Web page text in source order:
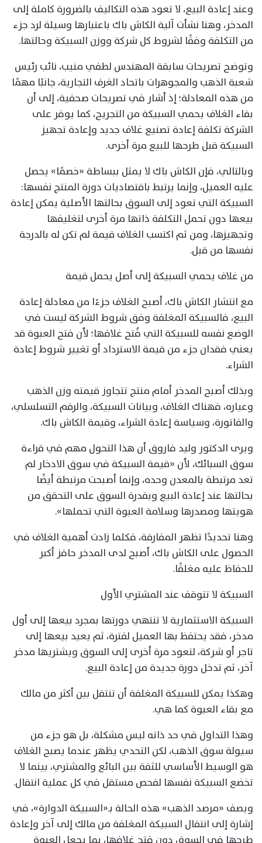
وعند إعادة البيع، لا تعود هذه التكاليف بالضرورة كاملة إلى
المدخر، وهنا نشأت آلية الكاش باك باعتبارها وسيلة لرد جزء
من التكلفة وفقًا لشروط كل شركة ووزن السبيكة وحالتها.
وتوضح تصريحات سابقة المهندس لطفي منيب، نائب رئيس
شعبة الذهب والمجوهرات باتحاد الغرف التجارية، جانبًا مهمًا
من هذه المعادلة؛ إذ أشار في تصريحات صحفية، إلى أن
بقاء الغلاف يحمي السبيكة من التجريح، كما يوفر على
الشركة تكلفة إعادة تصنيع غلاف جديد وإعادة تجهيز
السبيكة قبل طرحها للبيع مرة أخرى.
وبالتالي، فإن الكاش باك لا يمثل ببساطة «خصمًا» يحصل
عليه العميل، وإنما يرتبط باقتصاديات دورة المنتج نفسها:
السبيكة التي تعود إلى السوق بحالتها الأصلية يمكن إعادة
بيعها دون تحمل التكلفة ذاتها مرة أخرى لتغليفها
وتجهيزها، ومن ثم اكتسب الغلاف قيمة لم تكن له بالدرجة
نفسها من قبل.
من غلاف يحمي السبيكة إلى أصل يحمل قيمة
مع انتشار الكاش باك، أصبح الغلاف جزءًا من معادلة إعادة
البيع، فالسبيكة المغلفة وفق شروط الشركة ليست في
الوضع نفسه للسبيكة التي فُتح غلافها؛ لأن فتح العبوة قد
يعني فقدان جزء من قيمة الاسترداد أو تغيير شروط إعادة
الشراء.
وبذلك أصبح المدخر أمام منتج تتجاوز قيمته وزن الذهب
وعياره، فهناك الغلاف، وبيانات السبيكة، والرقم التسلسلي،
والفاتورة، وسياسة إعادة الشراء، وقيمة الكاش باك.
ويرى الدكتور وليد فاروق أن هذا التحول مهم في قراءة
سوق السبائك، لأن «قيمة السبيكة في سوق الادخار لم
تعد مرتبطة بالمعدن وحده، وإنما أصبحت مرتبطة أيضًا
بحالتها عند إعادة البيع وبقدرة السوق على التحقق من
هويتها ومصدرها وسلامة العبوة التي تحملها».
وهنا تحديدًا تظهر المفارقة، فكلما زادت أهمية الغلاف في
الحصول على الكاش باك، أصبح لدى المدخر حافز أكبر
للحفاظ عليه مغلقًا.
السبيكة لا تتوقف عند المشتري الأول
السبيكة الاستثمارية لا تنتهي دورتها بمجرد بيعها إلى أول
مدخر، فقد يحتفظ بها العميل لفترة، ثم يعيد بيعها إلى
تاجر أو شركة، لتعود مرة أخرى إلى السوق ويشتريها مدخر
آخر، ثم تدخل دورة جديدة من إعادة البيع.
وهكذا يمكن للسبيكة المغلفة أن تنتقل بين أكثر من مالك
مع بقاء العبوة كما هي.
وهذا التداول في حد ذاته ليس مشكلة، بل هو جزء من
سيولة سوق الذهب، لكن التحدي يظهر عندما يصبح الغلاف
هو الوسيط الأساسي للثقة بين البائع والمشتري، بينما لا
تخضع السبيكة نفسها لفحص مستقل في كل عملية انتقال.
ويصف «مرصد الذهب» هذه الحالة بـ«السبيكة الدوارة»، في
إشارة إلى انتقال السبيكة المغلفة من مالك إلى آخر وإعادة